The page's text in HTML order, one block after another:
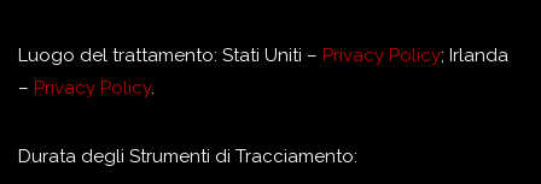
Luogo del trattamento: Stati Uniti – Privacy Policy; Irlanda
– Privacy Policy.
Durata degli Strumenti di Tracciamento: